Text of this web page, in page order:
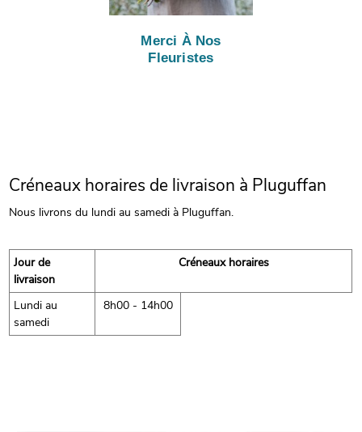
Merci À Nos
Fleuristes
Créneaux horaires de livraison à Pluguffan
Nous livrons du lundi au samedi à Pluguffan.
Jour de
livraison
Créneaux horaires
Lundi au
samedi
8h00 - 14h00